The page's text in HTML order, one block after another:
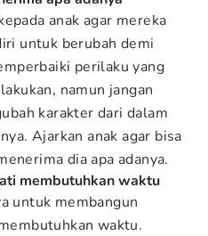
anak agar mereka
untuk berubah demi
perilaku yang
namun jangan
karakter dari dalam
Ajarkan anak agar bisa
dia apa adanya.
membutuhkan waktu
untuk membangun
waktu.